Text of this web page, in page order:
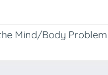
Mind/Body Problem